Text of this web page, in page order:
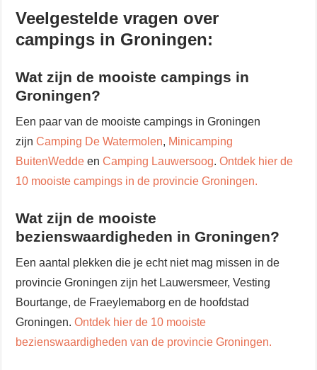
Veelgestelde vragen over
campings in Groningen:
Wat zijn de mooiste campings in
Groningen?
Een paar van de mooiste campings in Groningen
zijnCamping De Watermolen, Minicamping
BuitenWedde enCamping Lauwersoog.Ontdek hier de
10 mooiste campings in de provincie Groningen.
Wat zijn de mooiste
bezienswaardigheden in Groningen?
Een aantal plekken die je echt niet mag missen in de
provincie Groningen zijn het Lauwersmeer, Vesting
Bourtange, de Fraeylemaborg en de hoofdstad
Groningen. Ontdek hier de 10 mooiste
bezienswaardigheden van de provincie Groningen.